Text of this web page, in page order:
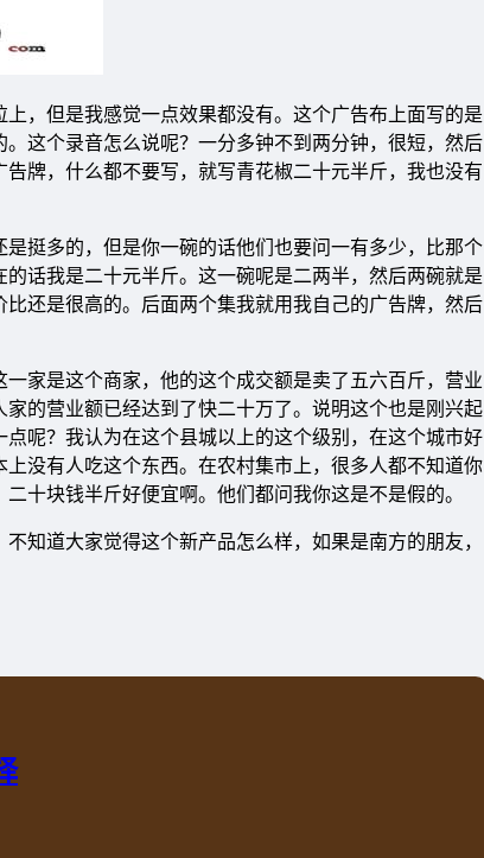
，但是我感觉一点效果都没有。这个广告布上面写的是
这个录音怎么说呢？一分多钟不到两分钟，很短，然后
牌，什么都不要写，就写青花椒二十元半斤，我也没有
挺多的，但是你一碗的话他们也要问一有多少，比那个
话我是二十元半斤。这一碗呢是二两半，然后两碗就是
还是很高的。后面两个集我就用我自己的广告牌，然后
家是这个商家，他的这个成交额是卖了五六百斤，营业
的营业额已经达到了快二十万了。说明这个也是刚兴起
呢？我认为在这个县城以上的这个级别，在这个城市好
没有人吃这个东西。在农村集市上，很多人都不知道你
十块钱半斤好便宜啊。他们都问我你这是不是假的。
知道大家觉得这个新产品怎么样，如果是南方的朋友，